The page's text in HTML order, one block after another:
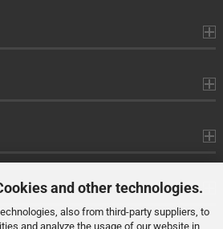
and other technologies.
also from third-party suppliers, to
and analyze the usage of our website in